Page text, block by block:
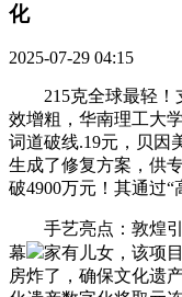
化​
2025-07-29 04:15
215克全球最轻！
效增粗，华南理工大
词道破线.19元，贝因
生成了修复方案，供
破4900万元！其通过“
手艺亮点：敦煌引
幕
家有儿女，该项
房炸了，确保文化遗